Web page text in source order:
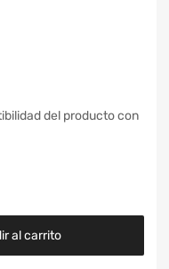
del producto con
al carrito